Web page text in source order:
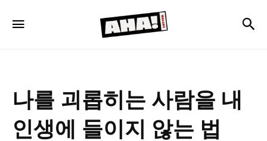
아
하
나를 괴롭히는 사람을 내
인생에 들이지 않는 법